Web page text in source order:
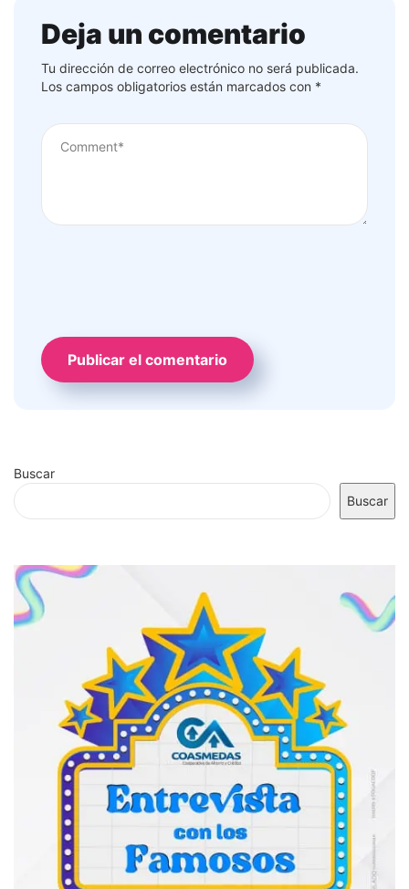
Deja un comentario
Tu dirección de correo electrónico no será publicada.
Los campos obligatorios están marcados con *
Buscar
Buscar